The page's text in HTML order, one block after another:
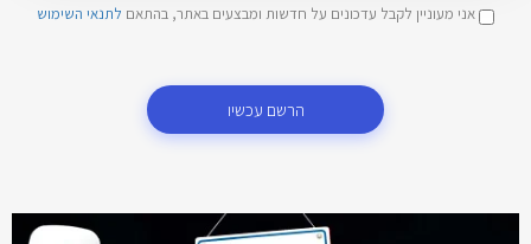
אני מעוניין לקבל עדכונים על חדשות ומבצעים באתר, בהתאם לתנאי השימוש
הרשם עכשיו